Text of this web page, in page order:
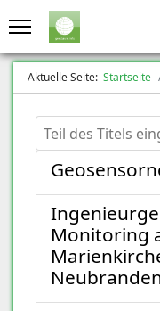
Aktuelle Seite: Startseite
Teil des Titels
Monitoring